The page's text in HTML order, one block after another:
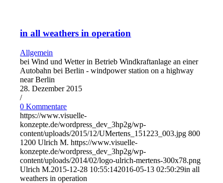
in all weathers in operation
Allgemein
bei Wind und Wetter in Betrieb Windkraftanlage an einer
Autobahn bei Berlin - windpower station on a highway
near Berlin
28. Dezember 2015
/
0 Kommentare
https://www.visuelle-
konzepte.de/wordpress_dev_3hp2g/wp-
content/uploads/2015/12/UMertens_151223_003.jpg 800
1200 Ulrich M. https://www.visuelle-
konzepte.de/wordpress_dev_3hp2g/wp-
content/uploads/2014/02/logo-ulrich-mertens-300x78.png
Ulrich M.2015-12-28 10:55:142016-05-13 02:50:29in all
weathers in operation